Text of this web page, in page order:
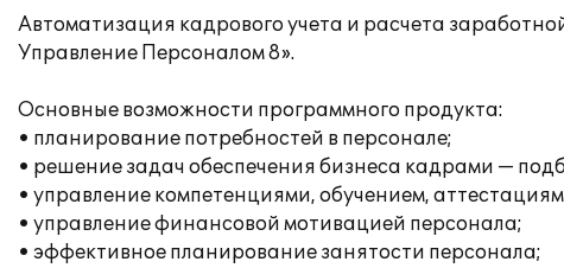
Автоматизация кадрового учета и расчета
Управление Персоналом 8».
Основные возможности программного продукта:
• планирование потребностей в персонале;
• решение задач обеспечения бизнеса кадрами —
• управление компетенциями, обучением,
• управление финансовой мотивацией персонала;
• эффективное планирование занятости персонала;